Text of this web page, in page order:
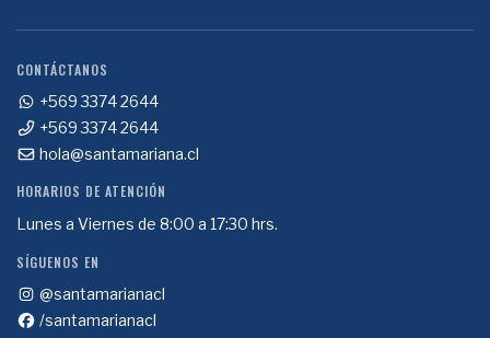
CONTÁCTANOS
+569 3374 2644
+569 3374 2644
hola@santamariana.cl
HORARIOS DE ATENCIÓN
Lunes a Viernes de 8:00 a 17:30 hrs.
SÍGUENOS EN
@santamarianacl
/santamarianacl